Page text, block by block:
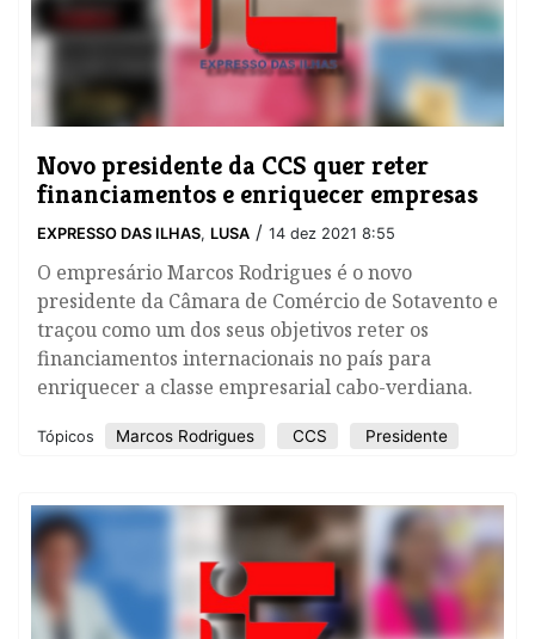
Novo presidente da CCS quer reter
financiamentos e enriquecer empresas
EXPRESSO DAS ILHAS, LUSA / 14 dez 2021 8:55
O empresário Marcos Rodrigues é o novo
presidente da Câmara de Comércio de Sotavento e
traçou como um dos seus objetivos reter os
financiamentos internacionais no país para
enriquecer a classe empresarial cabo-verdiana.
Tópicos Marcos Rodrigues CCS Presidente